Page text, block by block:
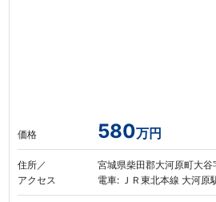
価格 580万円
住所／
アクセス
宮城県柴田郡大河原町大谷
電車: ＪＲ東北本線 大河原